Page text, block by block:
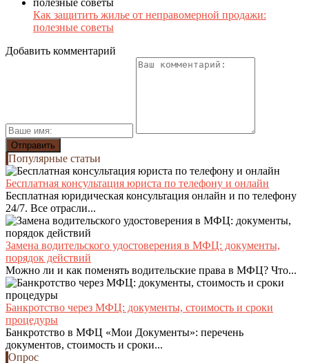
Как защитить жилье от неправомерной продажи:
полезные советы
Добавить комментарий
Популярные статьи
Бесплатная консультация юриста по телефону и онлайн
Бесплатная юридическая консультация онлайн и по телефону
24/7. Все отрасли...
Замена водительского удостоверения в МФЦ: документы,
порядок действий
Можно ли и как поменять водительские права в МФЦ? Что...
Банкротство через МФЦ: документы, стоимость и сроки
процедуры
Банкротство в МФЦ «Мои Документы»: перечень
документов, стоимость и сроки...
Опрос